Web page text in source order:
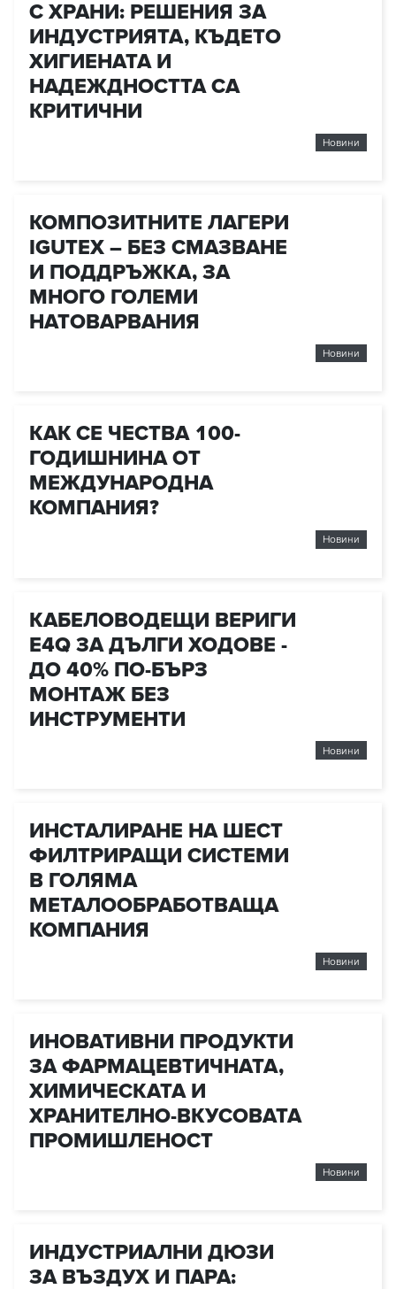
С ХРАНИ: РЕШЕНИЯ ЗА
ИНДУСТРИЯТА, КЪДЕТО
ХИГИЕНАТА И
НАДЕЖДНОСТТА СА
КРИТИЧНИ
Новини
КОМПОЗИТНИТЕ ЛАГЕРИ
IGUTEX – БЕЗ СМАЗВАНЕ
И ПОДДРЪЖКА, ЗА
МНОГО ГОЛЕМИ
НАТОВАРВАНИЯ
Новини
КАК СЕ ЧЕСТВА 100-
ГОДИШНИНА ОТ
МЕЖДУНАРОДНА
КОМПАНИЯ?
Новини
КАБЕЛОВОДЕЩИ ВЕРИГИ
E4Q ЗА ДЪЛГИ ХОДОВЕ -
ДО 40% ПО-БЪРЗ
МОНТАЖ БЕЗ
ИНСТРУМЕНТИ
Новини
ИНСТАЛИРАНЕ НА ШЕСТ
ФИЛТРИРАЩИ СИСТЕМИ
В ГОЛЯМА
МЕТАЛООБРАБОТВАЩА
КОМПАНИЯ
Новини
ИНОВАТИВНИ ПРОДУКТИ
ЗА ФАРМАЦЕВТИЧНАТА,
ХИМИЧЕСКАТА И
ХРАНИТЕЛНО-ВКУСОВАТА
ПРОМИШЛЕНОСТ
Новини
ИНДУСТРИАЛНИ ДЮЗИ
ЗА ВЪЗДУХ И ПАРА: